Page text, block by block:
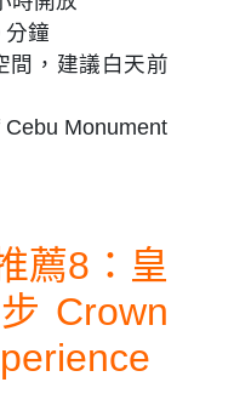
分鐘
間，建議白天前
薦8：皇
Crown